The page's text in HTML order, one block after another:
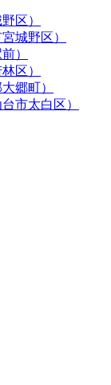
区）
城野区）
）
区）
郷町）
市太白区）